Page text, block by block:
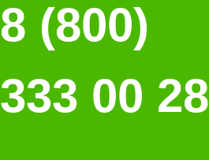
8 (800)
333 00 28